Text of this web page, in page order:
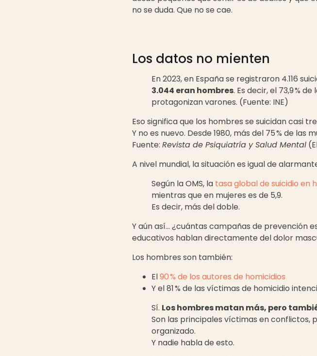
no se duda. Que no se cae.
Los datos no mienten
En 2023, en España se registraron 4.116
3.044 eran hombres. Es decir, el 73,9 %
protagonizan varones. (Fuente: INE)
Eso significa que los hombres se suicidan casi
Y no es nuevo. Desde 1980, más del 75 % de
Fuente: Revista de Psiquiatría y Salud Mental
A nivel mundial, la situación es igual de
Según la OMS, la tasa global de suicidio en
mientras que en mujeres es de 5,9.
Es decir, más del doble.
Y aún así… ¿cuántas campañas de prevención
educativos hablan directamente del dolor
Los hombres son también:
El90 % de los autores de homicidios
Y el 81 % de las víctimas de homicidio
Sí. Los hombres matan más, pero
Son las principales víctimas en conflictos,
organizado.
Y nadie habla de esto.